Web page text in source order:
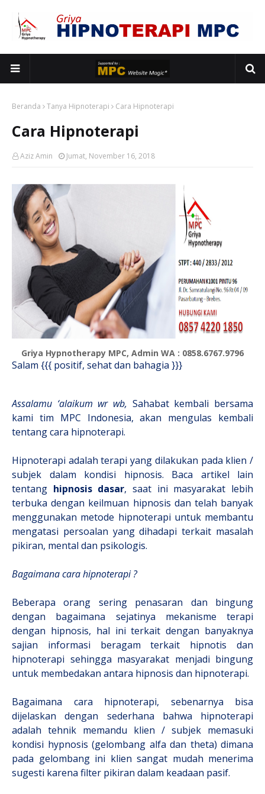
Beranda Tanya Hipnoterapi Cara Hipnoterapi
Cara Hipnoterapi
Aziz Amin Jumat, November 16, 2018
Griya Hypnotherapy MPC, Admin WA : 0858.6767.9796
Salam {{{ positif, sehat dan bahagia }}}
Assalamu ‘alaikum wr wb, Sahabat kembali bersama
kami tim MPC Indonesia, akan mengulas kembali
tentang cara hipnoterapi.
Hipnoterapi adalah terapi yang dilakukan pada klien /
subjek dalam kondisi hipnosis. Baca artikel lain
tentang hipnosis dasar, saat ini masyarakat lebih
terbuka dengan keilmuan hipnosis dan telah banyak
menggunakan metode hipnoterapi untuk membantu
mengatasi persoalan yang dihadapi terkait masalah
pikiran, mental dan psikologis.
Bagaimana cara hipnoterapi ?
Beberapa orang sering penasaran dan bingung
dengan bagaimana sejatinya mekanisme terapi
dengan hipnosis, hal ini terkait dengan banyaknya
sajian informasi beragam terkait hipnotis dan
hipnoterapi sehingga masyarakat menjadi bingung
untuk membedakan antara hipnosis dan hipnoterapi.
Bagaimana cara hipnoterapi, sebenarnya bisa
dijelaskan dengan sederhana bahwa hipnoterapi
adalah tehnik memandu klien / subjek memasuki
kondisi hypnosis (gelombang alfa dan theta) dimana
pada gelombang ini klien sangat mudah menerima
sugesti karena filter pikiran dalam keadaan pasif.